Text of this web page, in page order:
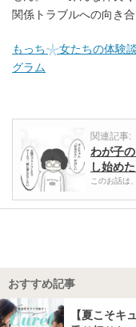
関係トラブルへの向き
もっち𓇼女たちの体験
グラム
関連記事:
わが子
し始め
このお話は
おすすめ記事
【夏こそキ